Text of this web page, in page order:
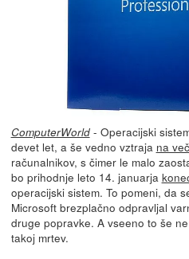
ComputerWorld- Operacijski
devet let, a še vedno vztraja na
računalnikov, s čimer le malo
bo prihodnje leto 14. januarja
operacijski sistem. To pomeni, da
Microsoft brezplačno odpravljal
druge popravke. A vseeno to še
takoj mrtev.